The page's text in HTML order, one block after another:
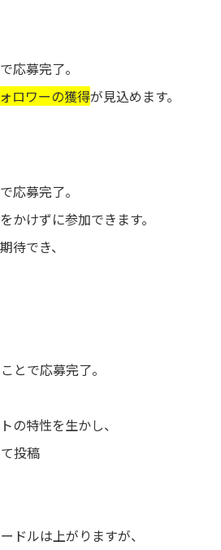
応募完了。
ロワーの獲得が見込めます。
応募完了。
かけずに参加できます。
待でき、
とで応募完了。
の特性を生かし、
投稿
ドルは上がりますが、